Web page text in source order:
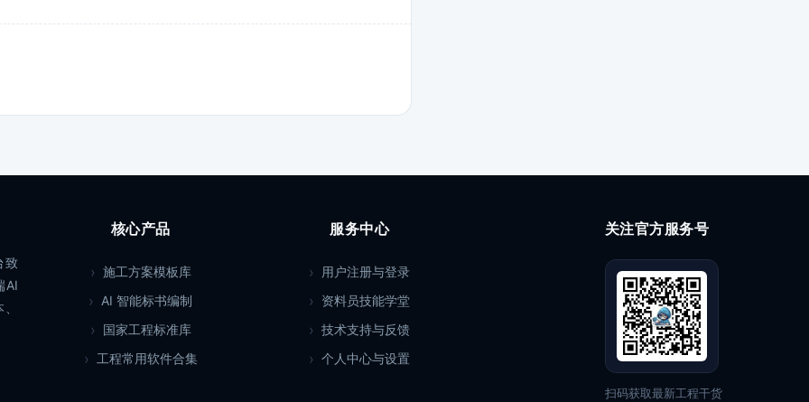
致
AI
核心产品
施工方案模板库
AI 智能标书编制
国家工程标准库
工程常用软件合集
服务中心
用户注册与登录
资料员技能学堂
技术支持与反馈
个人中心与设置
关注官方服务号
扫码获取最新工程干货